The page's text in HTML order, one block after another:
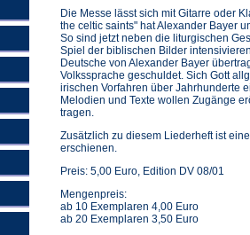
Die Messe lässt sich mit Gitarre oder
the celtic saints" hat Alexander Bayer
So sind jetzt neben die liturgischen
Spiel der biblischen Bilder
Deutsche von Alexander Bayer
Volkssprache geschuldet. Sich Gott
irischen Vorfahren über Jahrhunderte
Melodien und Texte wollen Zugänge
tragen.
Zusätzlich zu diesem Liederheft ist
erschienen.
Preis: 5,00 Euro, Edition DV 08/01
Mengenpreis:
ab 10 Exemplaren 4,00 Euro
ab 20 Exemplaren 3,50 Euro